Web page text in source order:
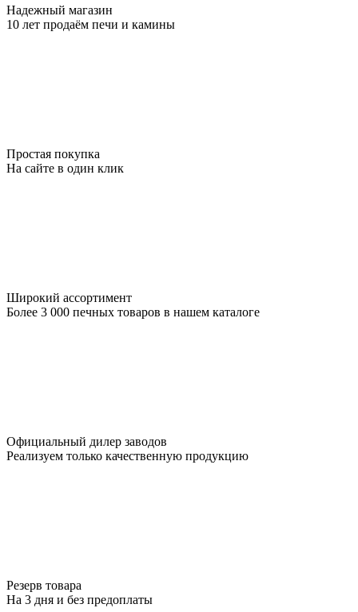
Надежный магазин
10 лет продаём печи и камины
Простая покупка
На сайте в один клик
Широкий ассортимент
Более 3 000 печных товаров в нашем каталоге
Официальный дилер заводов
Реализуем только качественную продукцию
Резерв товара
На 3 дня и без предоплаты